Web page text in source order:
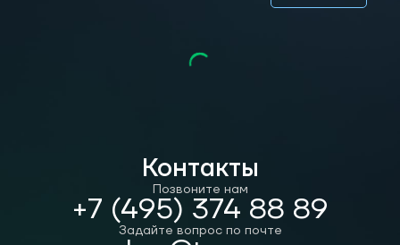
Контакты
Позвоните нам
+7 (495) 374 88 89
Задайте вопрос по почте